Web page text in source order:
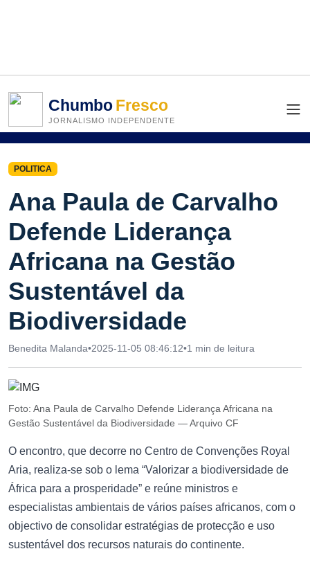
ChumboFresco
JORNALISMO INDEPENDENTE
POLITICA
Ana Paula de Carvalho
Defende Liderança
Africana na Gestão
Sustentável da
Biodiversidade
Benedita Malanda•2025-11-05 08:46:12•1 min de leitura
Foto: Ana Paula de Carvalho Defende Liderança Africana na
Gestão Sustentável da Biodiversidade — Arquivo CF
O encontro, que decorre no Centro de Convenções Royal
Aria, realiza-se sob o lema “Valorizar a biodiversidade de
África para a prosperidade” e reúne ministros e
especialistas ambientais de vários países africanos, com o
objectivo de consolidar estratégias de protecção e uso
sustentável dos recursos naturais do continente.